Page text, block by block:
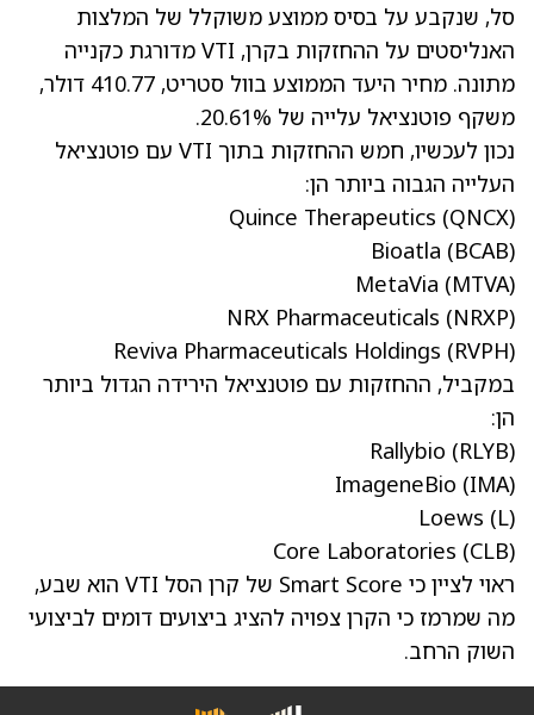
סל, שנקבע על בסיס ממוצע משוקלל של המלצות
האנליסטים על ההחזקות בקרן, VTI מדורגת כקנייה
מתונה. מחיר היעד הממוצע בוול סטריט, 410.77 דולר,
משקף פוטנציאל עלייה של 20.61%.
נכון לעכשיו, חמש ההחזקות בתוך VTI עם פוטנציאל
העלייה הגבוה ביותר הן:
Quince Therapeutics (QNCX)
Bioatla (BCAB)
MetaVia (MTVA)
NRX Pharmaceuticals (NRXP)
Reviva Pharmaceuticals Holdings (RVPH)
במקביל, ההחזקות עם פוטנציאל הירידה הגדול ביותר
הן:
Rallybio (RLYB)
ImageneBio (IMA)
Loews (L)
Core Laboratories (CLB)
ראוי לציין כי Smart Score של קרן הסל VTI הוא שבע,
מה שמרמז כי הקרן צפויה להציג ביצועים דומים לביצועי
השוק הרחב.